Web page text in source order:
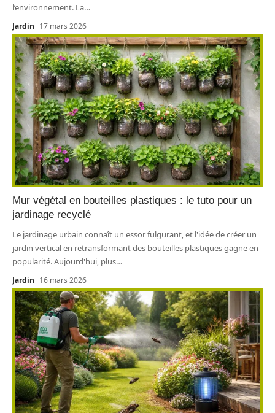
l’environnement. La…
Jardin 17 mars 2026
Mur végétal en bouteilles plastiques : le tuto pour un
jardinage recyclé
Le jardinage urbain connaît un essor fulgurant, et l'idée de créer un
jardin vertical en retransformant des bouteilles plastiques gagne en
popularité. Aujourd'hui, plus…
Jardin 16 mars 2026